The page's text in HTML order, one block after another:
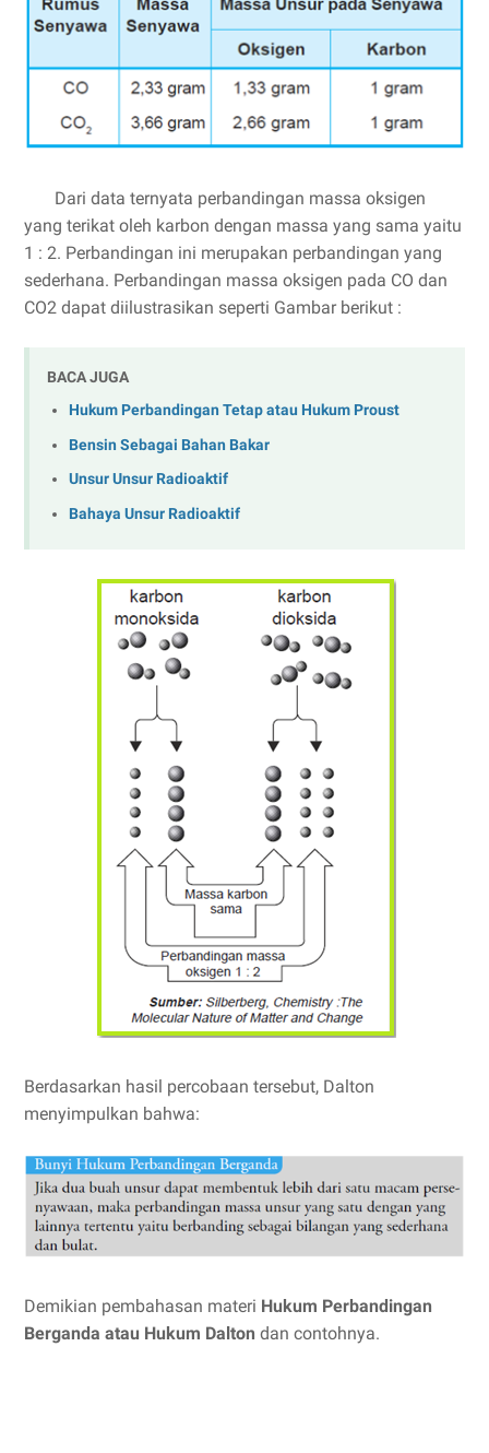
Dari data ternyata perbandingan massa oksigen
yang terikat oleh karbon dengan massa yang sama yaitu
1 : 2. Perbandingan ini merupakan perbandingan yang
sederhana. Perbandingan massa oksigen pada CO dan
CO2 dapat diilustrasikan seperti Gambar berikut :
BACA JUGA
Hukum Perbandingan Tetap atau Hukum Proust
Bensin Sebagai Bahan Bakar
Unsur Unsur Radioaktif
Bahaya Unsur Radioaktif
Berdasarkan hasil percobaan tersebut, Dalton
menyimpulkan bahwa:
Demikian pembahasan materi Hukum Perbandingan
Berganda atau Hukum Dalton dan contohnya.